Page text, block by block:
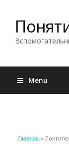
Menu
Вы здесь
Главная »